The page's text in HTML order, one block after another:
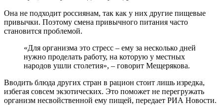
Она не подходит россиянам, так как у них другие пищевые
привычки. Поэтому смена привычного питания часто
становится проблемой.
«Для организма это стресс – ему за несколько дней
нужно проделать работу, на которую у местных
народов ушли столетия», – говорит Мещерякова.
Вводить блюда других стран в рацион стоит лишь изредка,
избегая совсем экзотических. Это поможет не перегружать
организм несвойственной ему пищей, передает РИА Новости.